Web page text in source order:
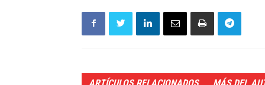
ARTÍCULOS RELACIONADOS MÁS DEL